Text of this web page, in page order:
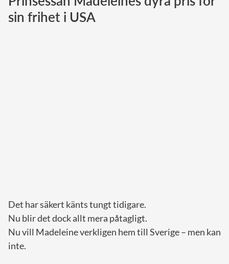
Norska kungahuset
sin frihet i USA
Det har säkert känts tungt tidigare.
Nu blir det dock allt mera påtagligt.
Nu vill Madeleine verkligen hem till Sverige – men kan
inte.